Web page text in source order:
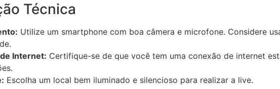
Técnica
Utilize um smartphone com boa câmera e microfone. Considere
Internet: Certifique-se de que você tem uma conexão de internet
Escolha um local bem iluminado e silencioso para realizar a live.